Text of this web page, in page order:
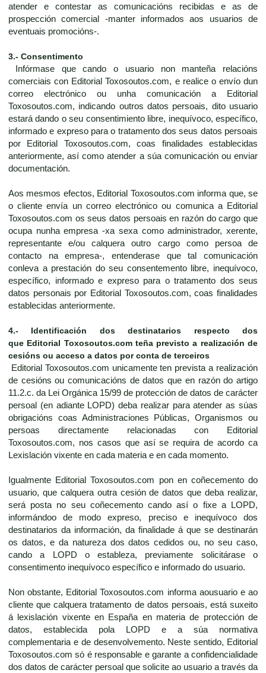
atender e contestar as comunicacións recibidas e as de
prospección comercial -manter informados aos usuarios de
eventuais promocións-.
3.- Consentimento
Infórmase que cando o usuario non manteña relacións
comerciais con Editorial Toxosoutos.com, e realice o envío dun
correo electrónico ou unha comunicación a Editorial
Toxosoutos.com, indicando outros datos persoais, dito usuario
estará dando o seu consentimiento libre, inequívoco, específico,
informado e expreso para o tratamento dos seus datos persoais
por Editorial Toxosoutos.com, coas finalidades establecidas
anteriormente, así como atender a súa comunicación ou enviar
documentación.
Aos mesmos efectos, Editorial Toxosoutos.com informa que, se
o cliente envía un correo electrónico ou comunica a Editorial
Toxosoutos.com os seus datos persoais en razón do cargo que
ocupa nunha empresa -xa sexa como administrador, xerente,
representante e/ou calquera outro cargo como persoa de
contacto na empresa-, entenderase que tal comunicación
conleva a prestación do seu consentemento libre, inequívoco,
específico, informado e expreso para o tratamento dos seus
datos personais por Editorial Toxosoutos.com, coas finalidades
establecidas anteriormente.
4.- Identificación dos destinatarios respecto dos
que Editorial Toxosoutos.com teña previsto a realización de
cesións ou acceso a datos por conta de terceiros
Editorial Toxosoutos.com unicamente ten prevista a realización
de cesións ou comunicacións de datos que en razón do artigo
11.2.c. da Lei Orgánica 15/99 de protección de datos de carácter
persoal (en adiante LOPD) deba realizar para atender as súas
obrigacións coas Administraciones Públicas, Organismos ou
persoas directamente relacionadas con Editorial
Toxosoutos.com, nos casos que así se requira de acordo ca
Lexislación vixente en cada materia e en cada momento.
Igualmente Editorial Toxosoutos.com pon en coñecemento do
usuario, que calquera outra cesión de datos que deba realizar,
será posta no seu coñecemento cando así o fixe a LOPD,
informándoo de modo expreso, preciso e inequívoco dos
destinatarios da información, da finalidade á que se destinarán
os datos, e da natureza dos datos cedidos ou, no seu caso,
cando a LOPD o estableza, previamente solicitárase o
consentimento inequívoco específico e informado do usuario.
Non obstante, Editorial Toxosoutos.com informa aousuario e ao
cliente que calquera tratamento de datos persoais, está suxeito
á lexislación vixente en España en materia de protección de
datos, establecida pola LOPD e a súa normativa
complementaria e de desenvolvemento. Neste sentido, Editorial
Toxosoutos.com só é responsable e garante a confidencialidade
dos datos de carácter persoal que solicite ao usuario a través da